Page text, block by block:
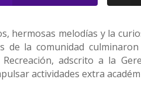
hermosas melodías y la
de la comunidad
adscrito a la
actividades extra